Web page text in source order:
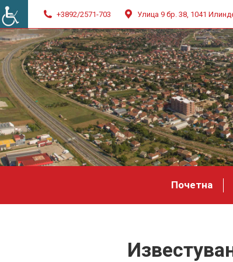
+3892/2571-703 Улица 9 бр. 38, 1041
Почетна